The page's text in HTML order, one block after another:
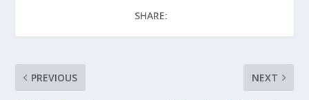
SHARE:
PREVIOUS NEXT